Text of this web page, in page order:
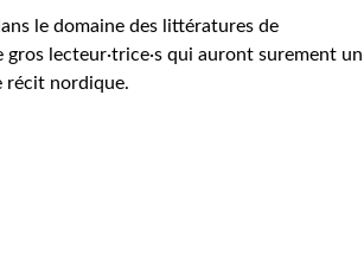
le domaine des littératures de
lecteur·trice·s qui auront surement un
récit nordique.